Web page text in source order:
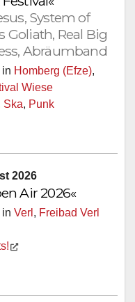
System of
Goliath, Real Big
Abräumband
in Homberg (Efze),
Wiese
Ska, Punk
2026
Air 2026«
in Verl , Freibad Verl